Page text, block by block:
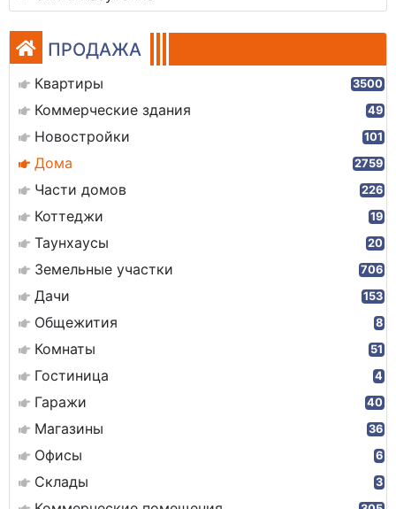
ПРОДАЖА
Квартиры 3500
Коммерческие здания 49
Новостройки 101
Дома 2759
Части домов 226
Коттеджи 19
Таунхаусы 20
Земельные участки 706
Дачи 153
Общежития 8
Комнаты 51
Гостиница 4
Гаражи 40
Магазины 36
Офисы 6
Склады 3